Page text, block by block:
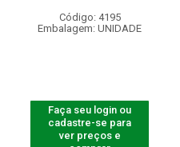
Código: 4195
Embalagem: UNIDADE
Faça seu login ou
cadastre-se para
ver preços e